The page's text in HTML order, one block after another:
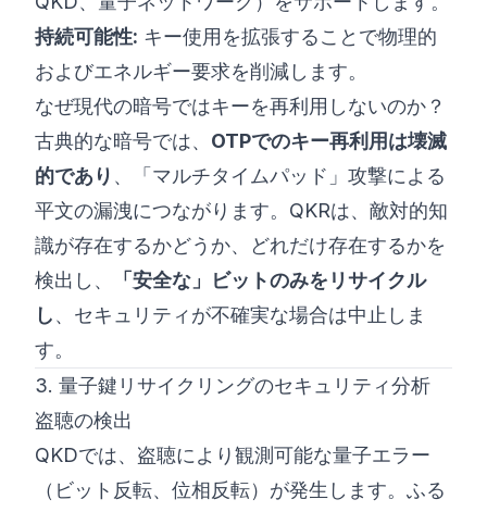
持続可能性: キー使用を拡張することで物理的
およびエネルギー要求を削減します。
なぜ現代の暗号ではキーを再利用しないのか？
古典的な暗号では、 OTPでのキー再利用は壊滅
的であり 、「マルチタイムパッド」攻撃による
平文の漏洩につながります。QKRは、敵対的知
識が存在するかどうか、どれだけ存在するかを
検出し、
「安全な」ビットのみをリサイクル
し、セキュリティが不確実な場合は中止しま
す。
3. 量子鍵リサイクリングのセキュリティ分析
盗聴の検出
QKDでは、盗聴により観測可能な量子エラー
（ビット反転、位相反転）が発生します。ふる